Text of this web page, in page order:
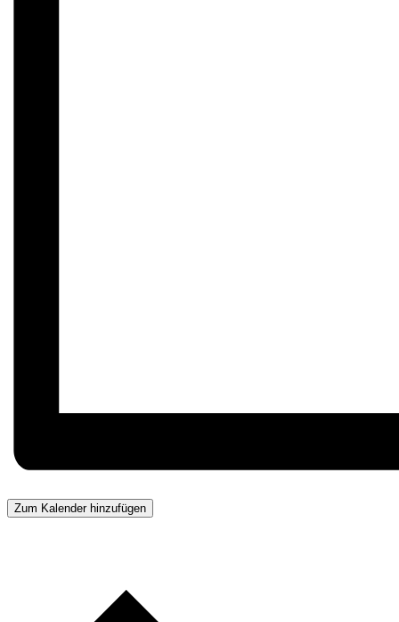
Zum Kalender hinzufügen